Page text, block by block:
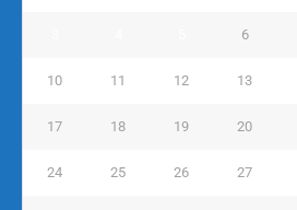
6
10 11 12 13
17 18 19 20
24 25 26 27